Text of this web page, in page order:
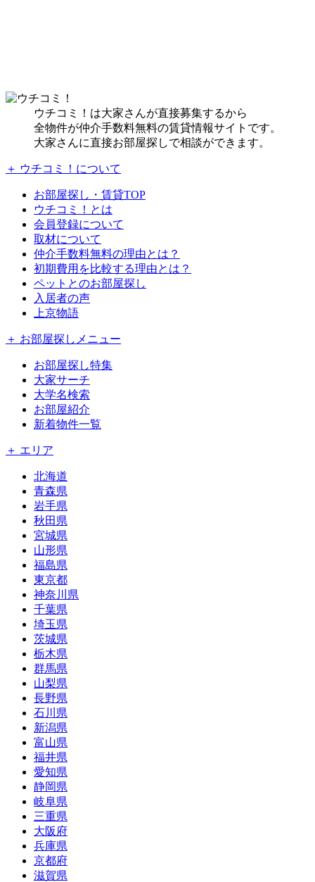
ウチコミ！は大家さんが直接募集するから
全物件が仲介手数料無料の賃貸情報サイトです。
大家さんに直接お部屋探しで相談ができます。
＋ ウチコミ！について
お部屋探し・賃貸TOP
ウチコミ！とは
会員登録について
取材について
仲介手数料無料の理由とは？
初期費用を比較する理由とは？
ペットとのお部屋探し
入居者の声
上京物語
＋ お部屋探しメニュー
お部屋探し特集
大家サーチ
大学名検索
お部屋紹介
新着物件一覧
＋ エリア
北海道
青森県
岩手県
秋田県
宮城県
山形県
福島県
東京都
神奈川県
千葉県
埼玉県
茨城県
栃木県
群馬県
山梨県
長野県
石川県
新潟県
富山県
福井県
愛知県
静岡県
岐阜県
三重県
大阪府
兵庫県
京都府
滋賀県